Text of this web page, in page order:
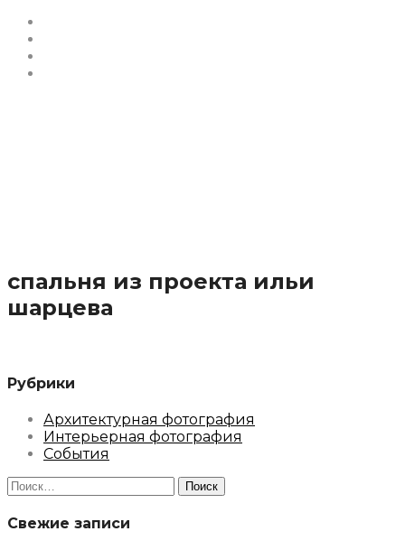
спальня из проекта ильи
шарцева
Рубрики
Архитектурная фотография
Интерьерная фотография
События
Найти:
Свежие записи